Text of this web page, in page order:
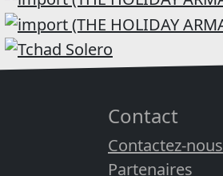
Contact
Contactez-nous
Partenaires